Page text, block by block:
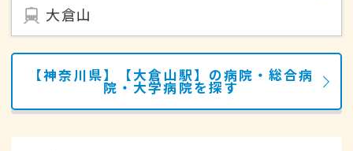
大倉山
【神奈川県】【大倉山駅】の病院・総合病
院・大学病院を探す